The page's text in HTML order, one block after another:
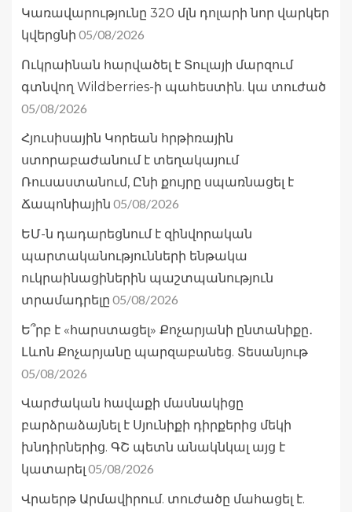
Կառավարությունը 320 մլն դոլարի նոր վարկեր
կվերցնի 05/08/2026
Ուկրաինան հարվածել է Տուլայի մարզում
գտնվող Wildberries-ի պահեստին. կա տուժած
05/08/2026
Հյուսիսային Կորեան հրթիռային
ստորաբաժանում է տեղակայում
Ռուսաստանում, Ընի քույրը սպառնացել է
Ճապոնիային 05/08/2026
ԵՄ-ն դադարեցնում է զինվորական
պարտականությունների ենթակա
ուկրաինացիներին պաշտպանություն
տրամադրելը 05/08/2026
Ե՞րբ է «հարստացել» Քոչարյանի ընտանիքը․
Լևոն Քոչարյանը պարզաբանեց. Տեսանյութ
05/08/2026
Վարժական հավաքի մասնակիցը
բարձրաձայնել է Սյունիքի դիրքերից մեկի
խնդիրներից. ԳՇ պետն անակնկալ այց է
կատարել 05/08/2026
Վրաերթ Արմավիրում. տուժածը մահացել է.